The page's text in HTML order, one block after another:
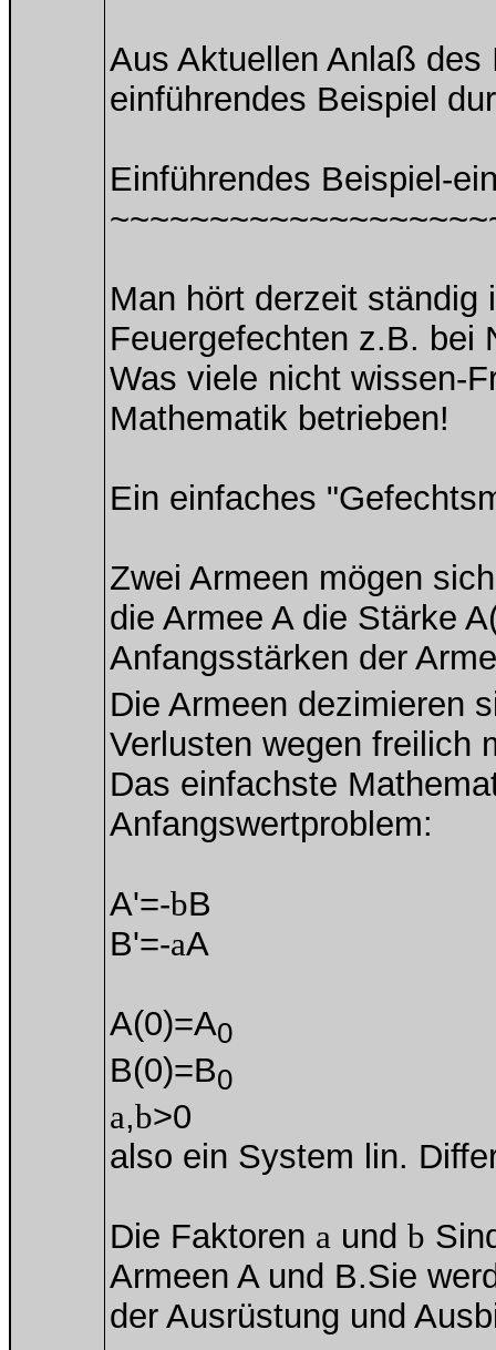
Aus Aktuellen Anlaß
einführendes Beispiel
Einführendes Beispiel-
Man hört derzeit ständig
Feuergefechten z.B. bei
Was viele nicht wissen-
Mathematik betrieben!
Ein einfaches
Zwei Armeen mögen
die Armee A die Stärke
Anfangsstärken der
Die Armeen dezimieren
Verlusten wegen freilich
Das einfachste
Anfangswertproblem:
A'=-bB
B'=-aA
A(0)=A0
B(0)=B0
a,b>0
also ein System lin.
Die Faktoren a und b
Armeen A und B.Sie
der Ausrüstung und